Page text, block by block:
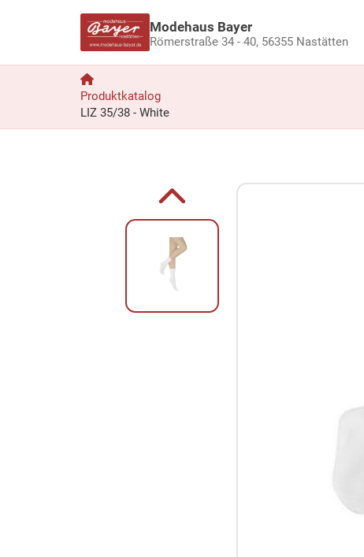
Modehaus Bayer
Römerstraße 34 - 40, 56355 Nastätten
Produktkatalog
LIZ 35/38 - White
Zur Produktbeschreibung springen